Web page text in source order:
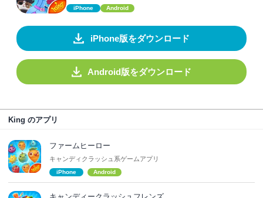
iPhone Android
iPhone版をダウンロード
Android版をダウンロード
King のアプリ
ファームヒーロー
キャンディクラッシュ系ゲームアプリ
iPhone Android